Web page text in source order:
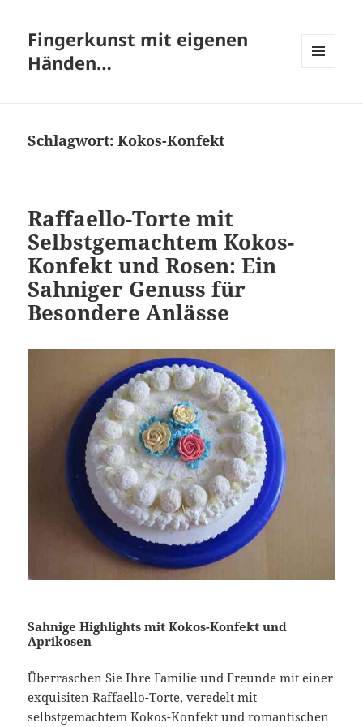
Fingerkunst mit eigenen
Händen…
Schlagwort:Kokos-Konfekt
Raffaello-Torte mit
Selbstgemachtem Kokos-
Konfekt und Rosen: Ein
Sahniger Genuss für
Besondere Anlässe
Sahnige Highlights mit Kokos-Konfekt und
Aprikosen
Überraschen Sie Ihre Familie und Freunde mit einer
exquisiten Raffaello-Torte, veredelt mit
selbstgemachtem Kokos-Konfekt und romantischen